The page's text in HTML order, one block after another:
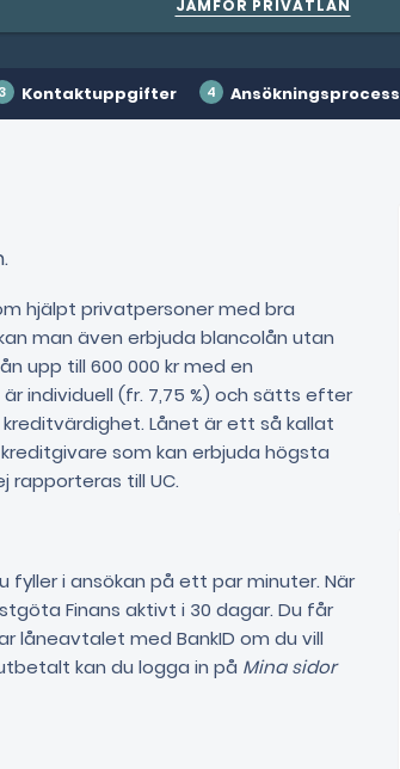
JÄMFÖR PRIVATLÅN
Kontaktuppgifter Ansökningsprocess
hjälpt privatpersoner med bra
man även erbjuda blancolån utan
upp till 600 000 kr med en
individuell (fr. 7,75 %) och sätts efter
Lånet är ett så kallat
som kan erbjuda högsta
rapporteras till UC.
fyller i ansökan på ett par minuter. När
Finans aktivt i 30 dagar. Du får
låneavtalet med BankID om du vill
kan du logga in på Mina sidor